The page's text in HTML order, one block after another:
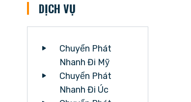
DỊCH VỤ
Chuyển Phát
Nhanh Đi Mỹ
Chuyển Phát
Nhanh Đi Úc